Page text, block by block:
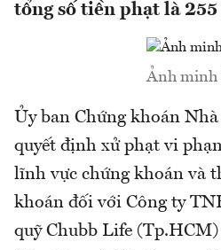
tổng số tiền phạt là
Ảnh minh
Ủy ban Chứng khoán
quyết định xử phạt vi
lĩnh vực chứng khoán và
khoán đối với Công ty
quỹ Chubb Life